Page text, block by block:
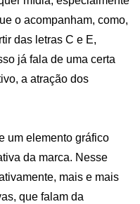
o acompanham, como,
das letras C e E,
já fala de uma certa
a atração dos
um elemento gráfico
da marca. Nesse
mais e mais
que falam da